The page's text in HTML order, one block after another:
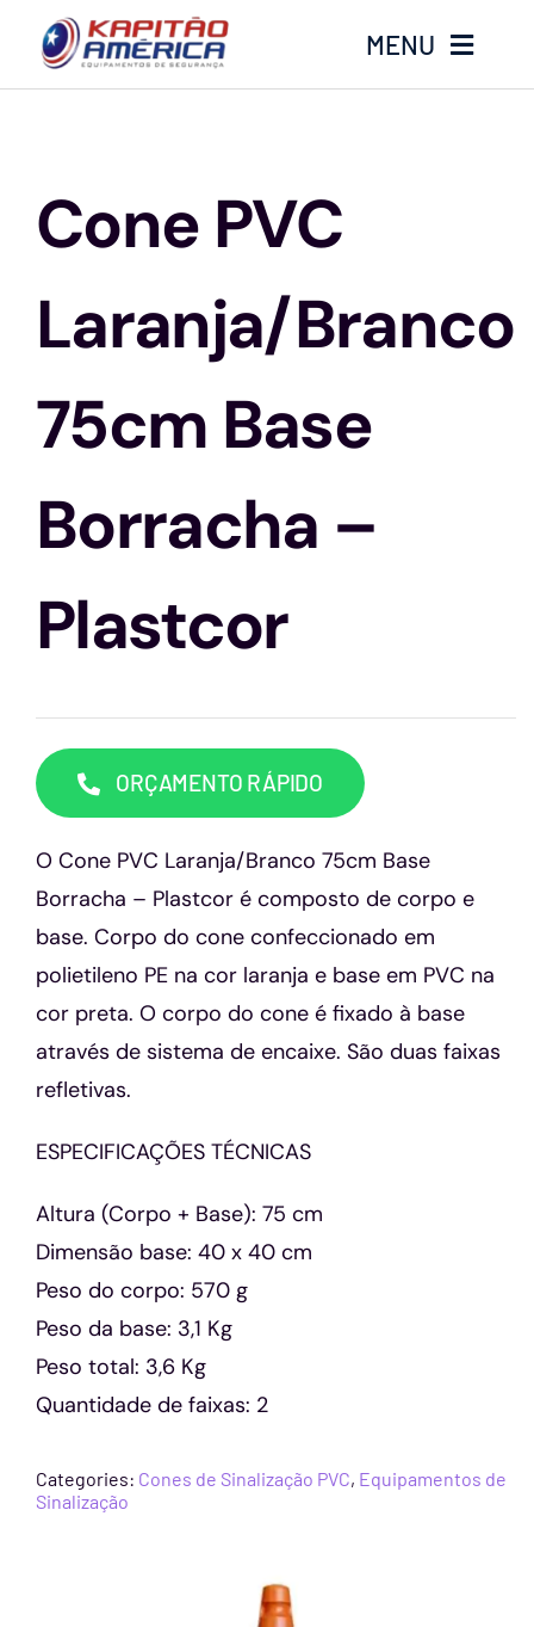
o
MENU
Produtos
Luvas
Altura
Óculos
Contato
Cone PVC
Laranja/Branco
75cm Base
Borracha –
Plastcor
ORÇAMENTO RÁPIDO
O Cone PVC Laranja/Branco 75cm Base
Borracha – Plastcor é composto de corpo e
base. Corpo do cone confeccionado em
polietileno PE na cor laranja e base em PVC na
cor preta. O corpo do cone é fixado à base
através de sistema de encaixe. São duas faixas
refletivas.
ESPECIFICAÇÕES TÉCNICAS
Altura (Corpo + Base): 75 cm
Dimensão base: 40 x 40 cm
Peso do corpo: 570 g
Peso da base: 3,1 Kg
Peso total: 3,6 Kg
Quantidade de faixas: 2
Categories: Cones de Sinalização PVC, Equipamentos de
Sinalização